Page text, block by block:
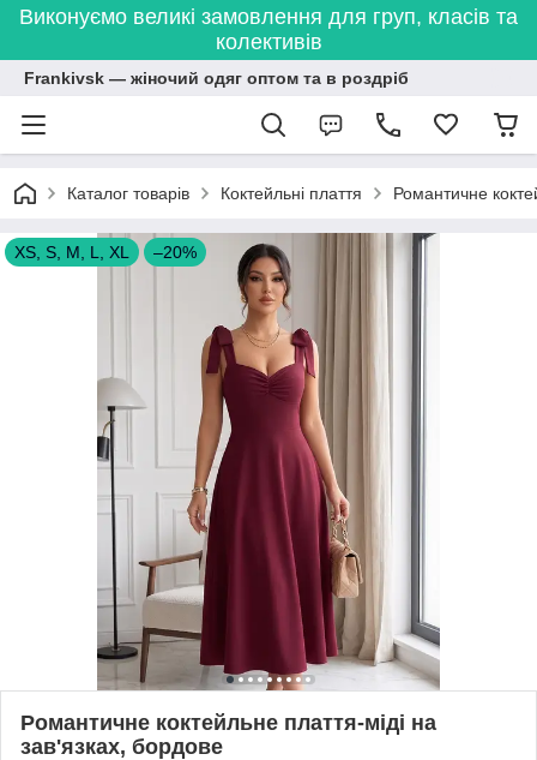
Виконуємо великі замовлення для груп, класів та
колективів
Frankivsk — жіночий одяг оптом та в роздріб
Каталог товарів Коктейльні плаття Романтичне
XS, S, M, L, XL –20%
Романтичне коктейльне плаття-міді на
зав'язках, бордове